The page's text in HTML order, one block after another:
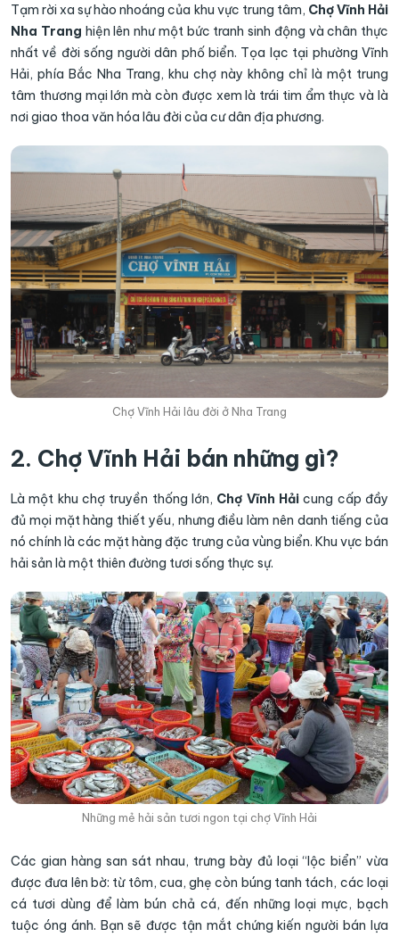
Tạm rời xa sự hào nhoáng của khu vực trung tâm, Chợ Vĩnh Hải
Nha Trang hiện lên như một bức tranh sinh động và chân thực
nhất về đời sống người dân phố biển. Tọa lạc tại phường Vĩnh
Hải, phía Bắc Nha Trang, khu chợ này không chỉ là một trung
tâm thương mại lớn mà còn được xem là trái tim ẩm thực và là
nơi giao thoa văn hóa lâu đời của cư dân địa phương.
Chợ Vĩnh Hải lâu đời ở Nha Trang
2. Chợ Vĩnh Hải bán những gì?
Là một khu chợ truyền thống lớn, Chợ Vĩnh Hải cung cấp đầy
đủ mọi mặt hàng thiết yếu, nhưng điều làm nên danh tiếng của
nó chính là các mặt hàng đặc trưng của vùng biển. Khu vực bán
hải sản là một thiên đường tươi sống thực sự.
Những mẻ hải sản tươi ngon tại chợ Vĩnh Hải
Các gian hàng san sát nhau, trưng bày đủ loại “lộc biển” vừa
được đưa lên bờ: từ tôm, cua, ghẹ còn búng tanh tách, các loại
cá tươi dùng để làm bún chả cá, đến những loại mực, bạch
tuộc óng ánh. Bạn sẽ được tận mắt chứng kiến người bán lựa